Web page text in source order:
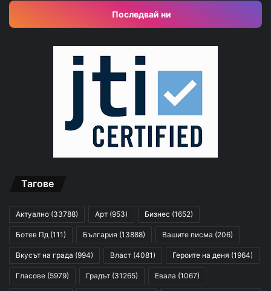
Последвай ни
Тагове
Актуално (33788) Арт (953) Бизнес (1652)
Ботев Пд (111) България (13888) Вашите писма (206)
Вкусът на града (994) Власт (4081) Героите на деня (1964)
Гласове (5979) Градът (31265) Евала (1067)